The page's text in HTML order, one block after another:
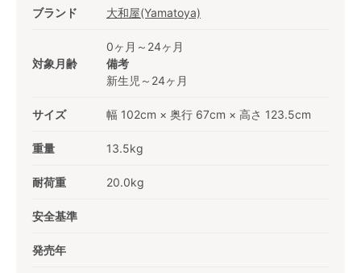
ブランド 大和屋(Yamatoya)
対象月齢
0ヶ月～24ヶ月
備考
新生児～24ヶ月
サイズ 幅 102cm × 奥行 67cm × 高さ 123.5cm
重量 13.5kg
耐荷重 20.0kg
安全基準
発売年